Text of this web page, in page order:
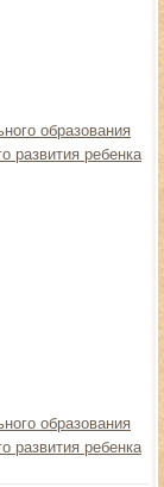
образования
развития ребенка
образования
развития ребенка